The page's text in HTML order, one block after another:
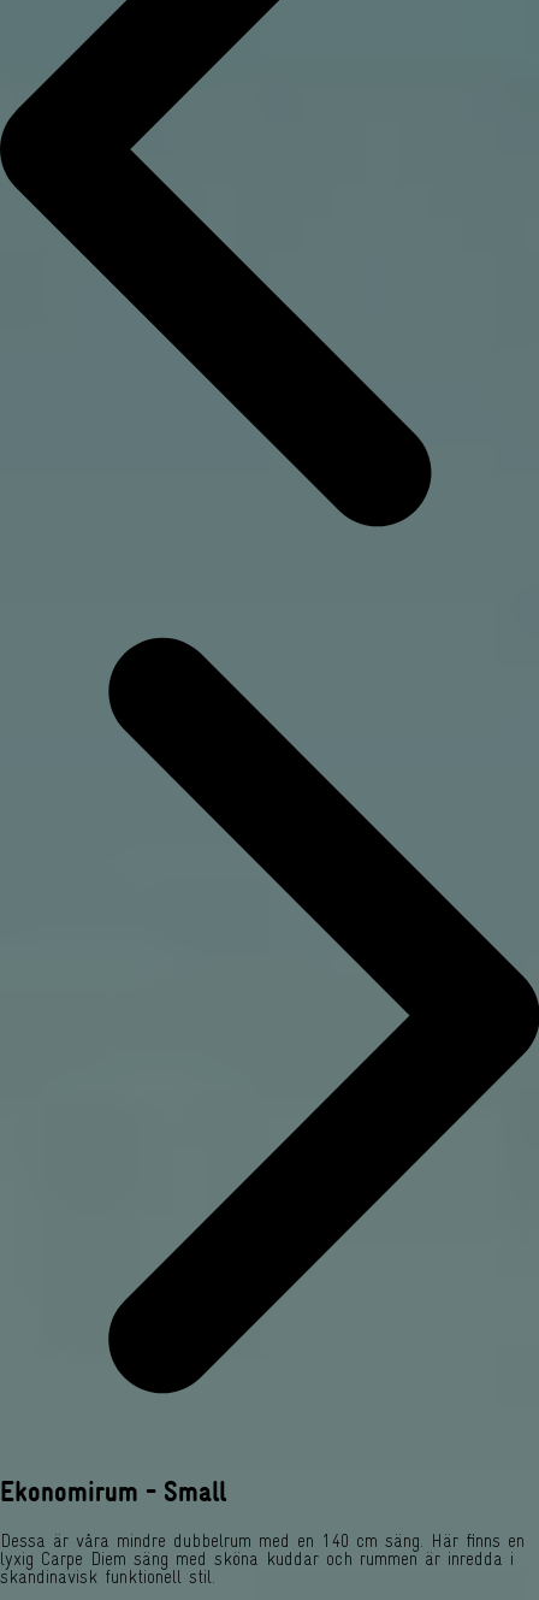
Ekonomirum - Small
Dessa är våra mindre dubbelrum med en 140 cm säng. Här finns en
lyxig Carpe Diem säng med sköna kuddar och rummen är inredda i
skandinavisk funktionell stil.